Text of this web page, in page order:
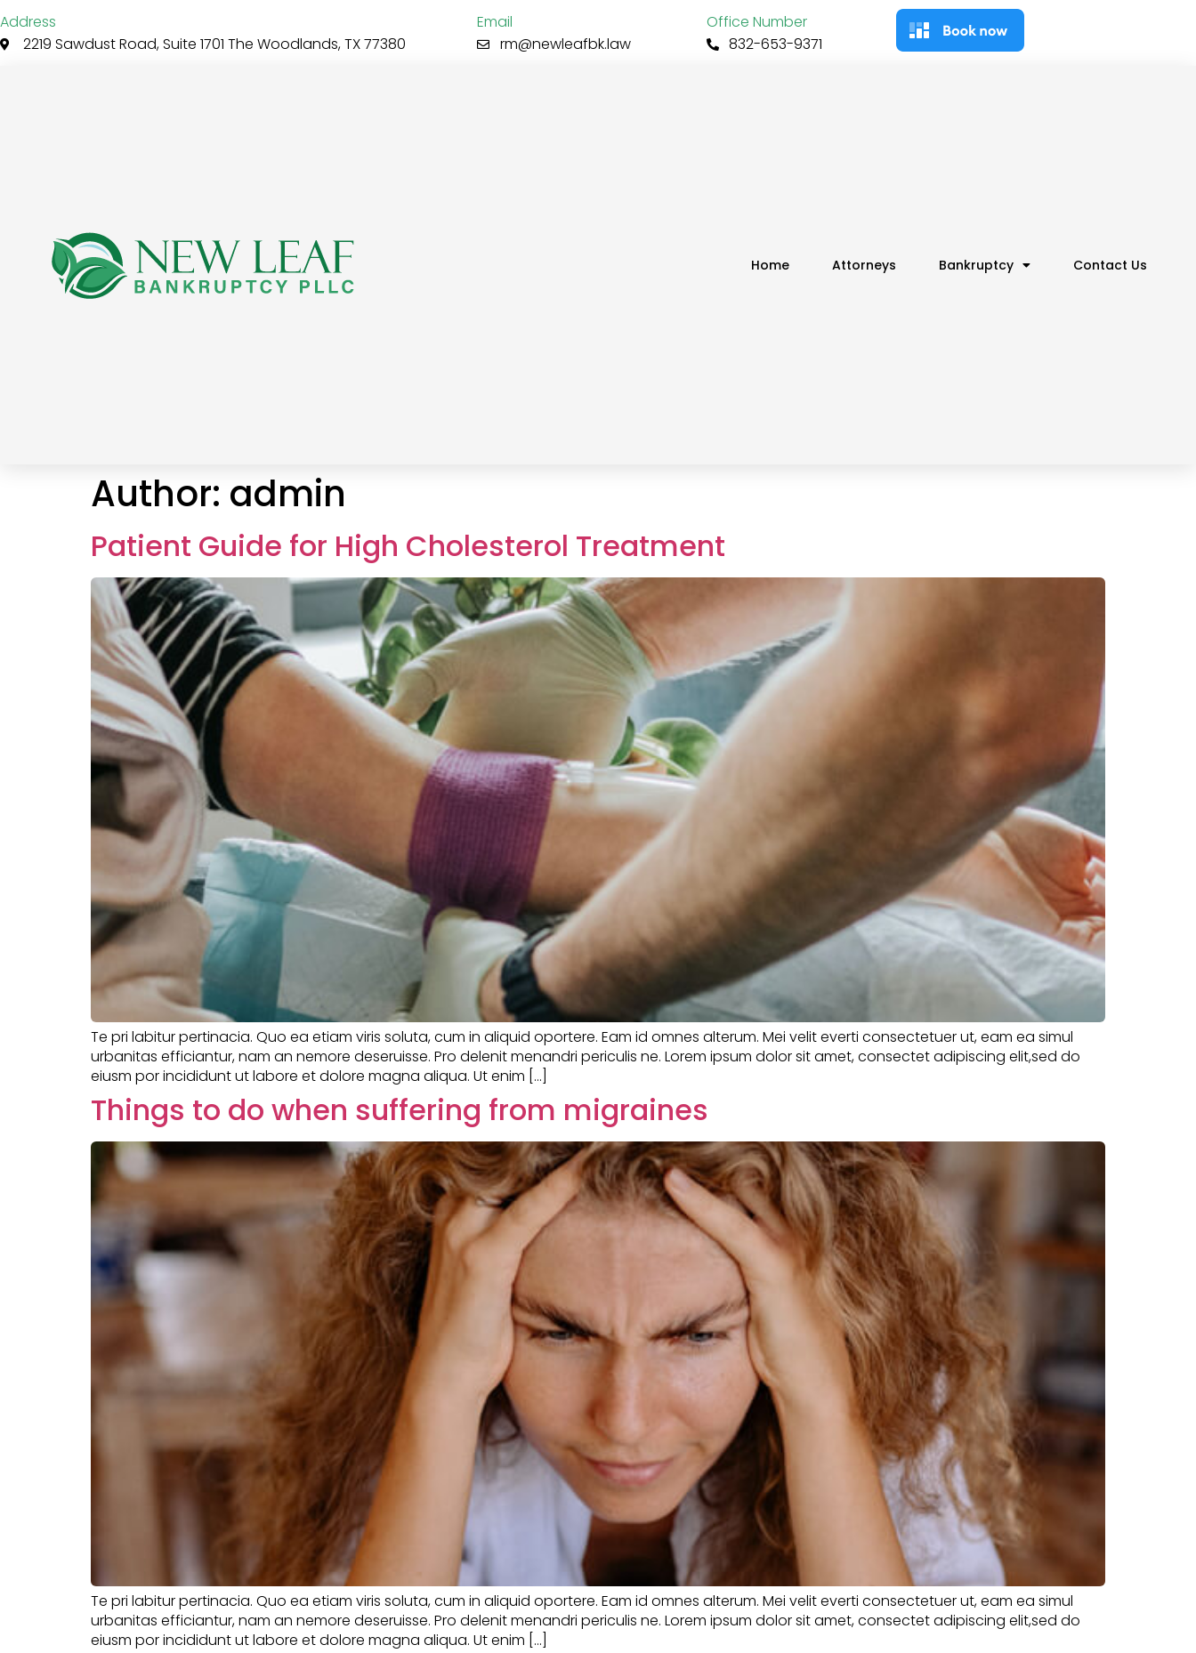
Address
2219 Sawdust Road, Suite 1701 The Woodlands, TX 77380
Email
rm@newleafbk.law
Office Number
832-653-9371
Home Attorneys Bankruptcy Contact Us
Author: admin
Patient Guide for High Cholesterol Treatment
Te pri labitur pertinacia. Quo ea etiam viris soluta, cum in aliquid oportere. Eam id omnes alterum. Mei velit everti consectetuer ut, eam ea simul
urbanitas efficiantur, nam an nemore deseruisse. Pro delenit menandri periculis ne. Lorem ipsum dolor sit amet, consectet adipiscing elit,sed do
eiusm por incididunt ut labore et dolore magna aliqua. Ut enim […]
Things to do when suffering from migraines
Te pri labitur pertinacia. Quo ea etiam viris soluta, cum in aliquid oportere. Eam id omnes alterum. Mei velit everti consectetuer ut, eam ea simul
urbanitas efficiantur, nam an nemore deseruisse. Pro delenit menandri periculis ne. Lorem ipsum dolor sit amet, consectet adipiscing elit,sed do
eiusm por incididunt ut labore et dolore magna aliqua. Ut enim […]